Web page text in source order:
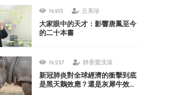
19,935 丘美珍
大家眼中的天才：影響唐鳳至今
的二十本書
19,227 靜香愛洗澡
新冠肺炎對全球經濟的衝擊到底
是黑天鵝效應？還是灰犀牛效